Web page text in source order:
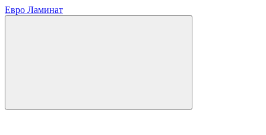
Евро Ламинат